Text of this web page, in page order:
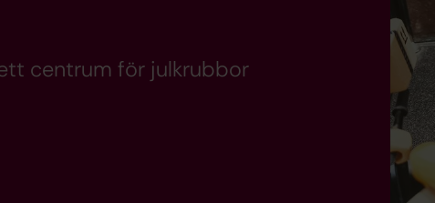
centrum för julkrubbor